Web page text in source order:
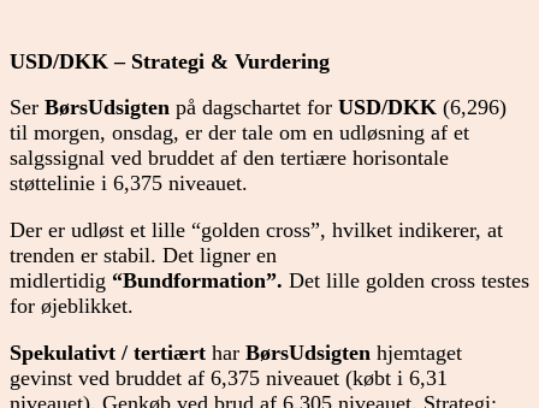
USD/DKK – Strategi & Vurdering
Ser BørsUdsigten på dagschartet for USD/DKK (6,296)
til morgen, onsdag, er der tale om en udløsning af et
salgssignal ved bruddet af den tertiære horisontale
støttelinie i 6,375 niveauet.
Der er udløst et lille “golden cross”, hvilket indikerer, at
trenden er stabil. Det ligner en
midlertidig “Bundformation”. Det lille golden cross testes
for øjeblikket.
Spekulativt / tertiært har BørsUdsigten hjemtaget
gevinst ved bruddet af 6,375 niveauet (købt i 6,31
niveauet). Genkøb ved brud af 6,305 niveauet. Strategi: